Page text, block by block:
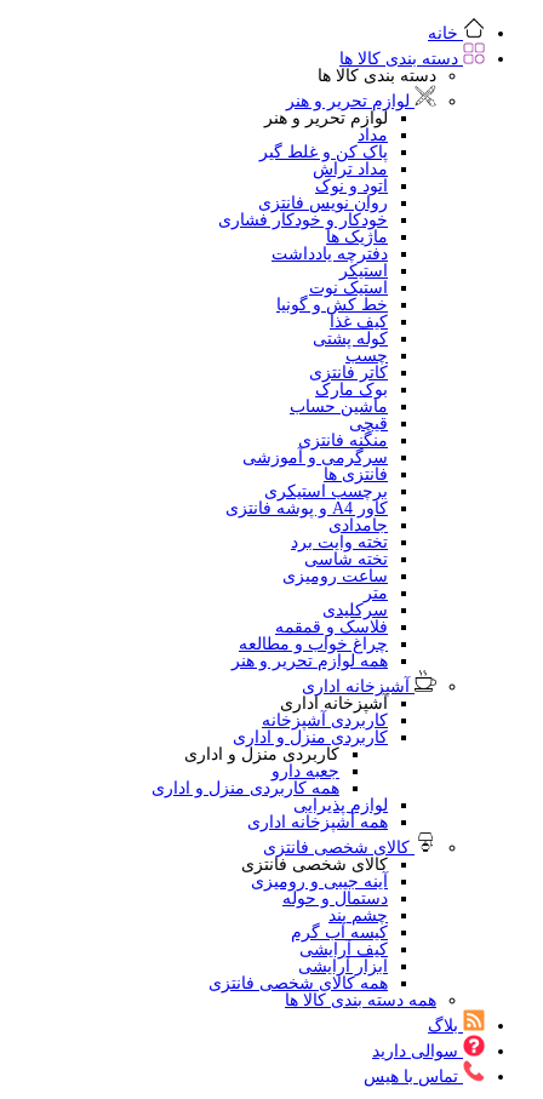
خانه
دسته بندی کالا ها
دسته بندی کالا ها
لوازم تحریر و هنر
لوازم تحریر و هنر
مداد
پاک کن و غلط گیر
مداد تراش
اتود و نوک
روان نویس فانتزی
خودکار و خودکار فشاری
ماژیک ها
دفترچه یادداشت
استیکر
استیک نوت
خط کش و گونیا
کیف غذا
کوله پشتی
چسب
کاتر فانتزی
بوک مارک
ماشین حساب
قیچی
منگنه فانتزی
سرگرمی و آموزشی
فانتزی ها
برچسب استیکری
کاور A4 و پوشه فانتزی
جامدادی
تخته وایت برد
تخته شاسی
ساعت رومیزی
متر
سرکلیدی
فلاسک و قمقمه
چراغ خواب و مطالعه
همه لوازم تحریر و هنر
آشپزخانه اداری
آشپزخانه اداری
کاربردی آشپزخانه
کاربردی منزل و اداری
کاربردی منزل و اداری
جعبه دارو
همه کاربردی منزل و اداری
لوازم پذیرایی
همه آشپزخانه اداری
کالای شخصی فانتزی
کالای شخصی فانتزی
آینه جیبی و رومیزی
دستمال و حوله
چشم بند
کیسه آب گرم
کیف آرایشی
ابزار آرایشی
همه کالای شخصی فانتزی
همه دسته بندی کالا ها
بلاگ
سوالی دارید
تماس با هیس